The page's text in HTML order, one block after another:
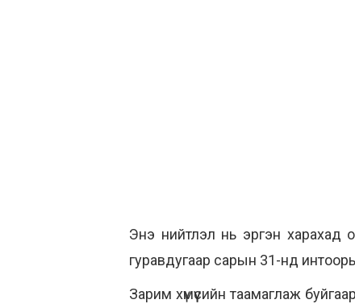
Энэ нийтлэл нь эргэн харахад
гуравдугаар сарын 31-нд
Зарим хүмүүсийн таамаглаж